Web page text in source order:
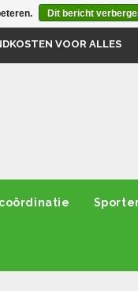
VOOR ALLES
Dit bericht